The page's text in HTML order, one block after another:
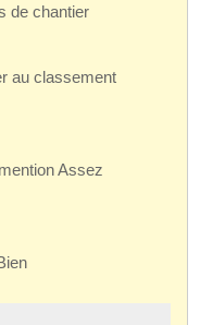
de chantier
au classement
Assez